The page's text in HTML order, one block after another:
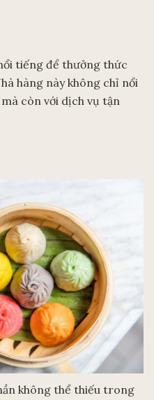
tiếng để thưởng thức
hàng này không chỉ nổi
còn với dịch vụ tận
không thể thiếu trong